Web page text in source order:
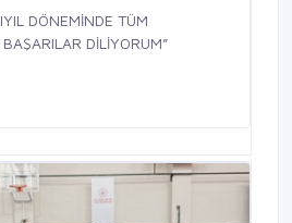
DÖNEMİNDE TÜM
DİLİYORUM”